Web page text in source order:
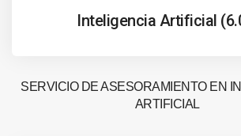
Inteligencia Artificial
SERVICIO DE ASESORAMIENTO EN
ARTIFICIAL